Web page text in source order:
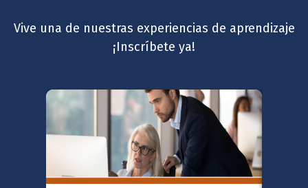
Vive una de nuestras experiencias de aprendizaje
¡Inscríbete ya!